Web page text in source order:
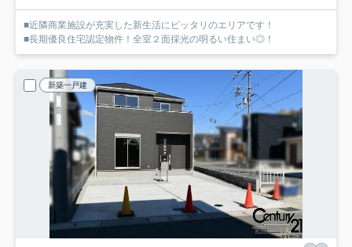
■近隣商業施設が充実した新生活にピッタリのエリアです！
■長期優良住宅認定物件！全室２面採光の明るい住まい◎！
新築一戸建